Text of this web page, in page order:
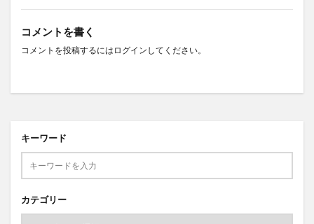
コメントを書く
コメントを投稿するには ログイン してください。
キーワード
カテゴリー